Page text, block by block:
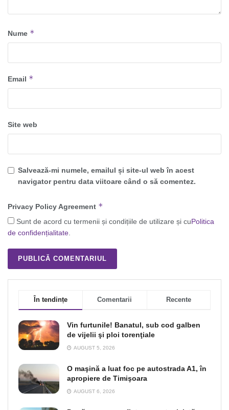
Nume *
Email *
Site web
Salvează-mi numele, emailul și site-ul web în acest
navigator pentru data viitoare când o să comentez.
Privacy Policy Agreement *
Sunt de acord cu termenii și condițiile de utilizare și cuPolitica
de confidențialitate.
În tendințe Comentarii Recente
Vin furtunile! Banatul, sub cod galben
de vijelii şi ploi torenţiale
AUGUST 5, 2026
O maşină a luat foc pe autostrada A1, în
apropiere de Timişoara
AUGUST 6, 2026